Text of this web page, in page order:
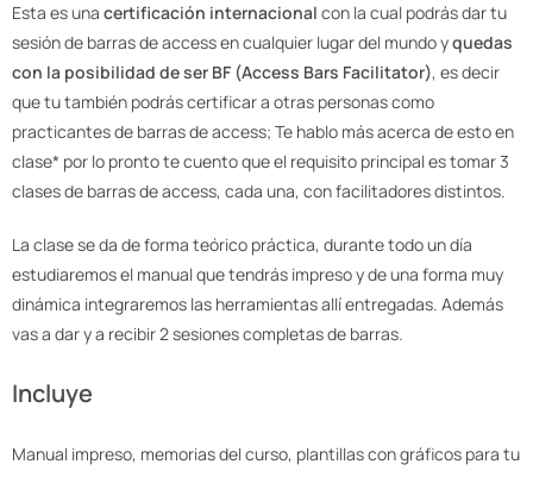
Esta es una certificación internacional con la cual podrás dar tu
sesión de barras de access en cualquier lugar del mundo yquedas
con la posibilidad de ser BF (Access Bars Facilitator), es decir
que tu también podrás certificar a otras personas como
practicantes de barras de access; Te hablo más acerca de esto en
clase* por lo pronto te cuento que el requisito principal es tomar 3
clases de barras de access, cada una, con facilitadores distintos.
La clase se da de forma teórico práctica, durante todo un día
estudiaremos el manual que tendrás impreso y de una forma muy
dinámica integraremos las herramientas allí entregadas. Además
vas a dar y a recibir 2 sesiones completas de barras.
Incluye
Manual impreso, memorias del curso, plantillas con gráficos para tu